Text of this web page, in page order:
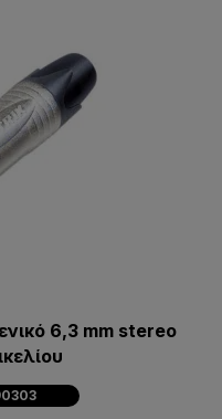
6,3 mm stereo